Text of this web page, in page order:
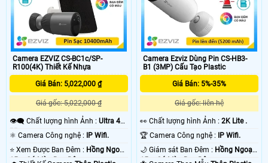
Camera EZVIZ CS-BC1c/SP-
R100(4K) Thiết Kế Nhựa
Giá Bán: 5,022,000 ₫
Giá gốc: 5,022,000 ₫
👁️‍🗨 Chất lượng hình Ảnh : Ultra 4k
👍🏾 .
⚛️ Camera Công nghệ : IP Wifi.
⭐ Xem Được Ban Đêm : Hồng Ngoại
15m Có Màu Ban Ðêm.
Camera Ezviz Dùng Pin CS-HB3-
B1 (3MP) Cấu Tạo Plastic
Giá Bán: 5%-35%
Giá gốc: liên hệ
️👀 Chất lượng hình Ảnh :2K Lite .
🏆 Camera Công nghệ : IP Wifi.
🌙 Giám sát Ban Đêm : Hồng Ngoại
15m Có Màu Ban Ðêm.